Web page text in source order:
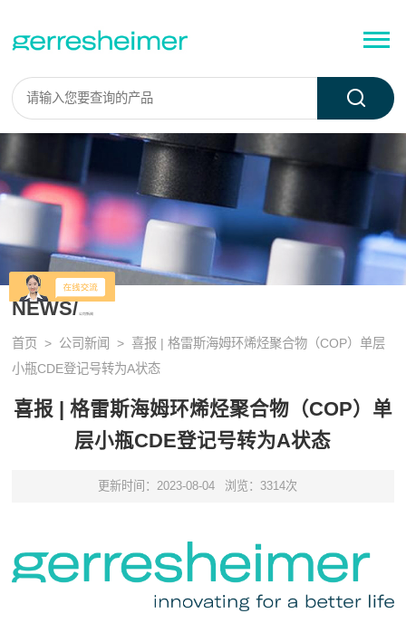
NEWS/公司新闻
首页 > 公司新闻
> 喜报 | 格雷斯海姆环烯烃聚合物（COP）单层
小瓶CDE登记号转为A状态
喜报 | 格雷斯海姆环烯烃聚合物（COP）单
层小瓶CDE登记号转为A状态
更新时间：2023-08-04 浏览：3314次